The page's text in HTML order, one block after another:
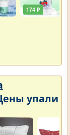
174 ₽
упали